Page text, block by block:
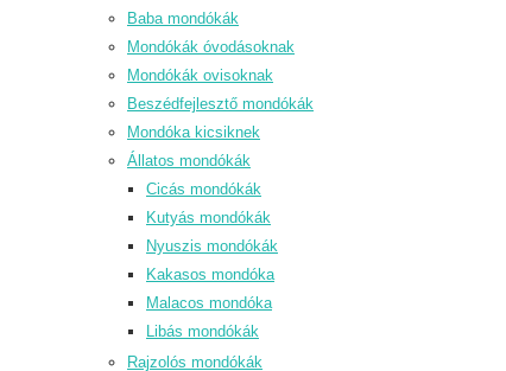
Baba mondókák
Mondókák óvodásoknak
Mondókák ovisoknak
Beszédfejlesztő mondókák
Mondóka kicsiknek
Állatos mondókák
Cicás mondókák
Kutyás mondókák
Nyuszis mondókák
Kakasos mondóka
Malacos mondóka
Libás mondókák
Rajzolós mondókák